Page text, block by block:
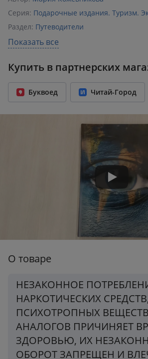
Серия: Подарочные издания. Туризм.
Раздел: Путеводители
Издательство:
Возрастное ограничение: 18+
Год издания: 2023
Количество страниц: 384
Показать все
Купить в партнерских
Буквоед Читай-Город
О товаре
НЕЗАКОННОЕ
НАРКОТИЧЕСКИХ
ПСИХОТРОПНЫХ
АНАЛОГОВ ПРИЧИНЯЕТ
ЗДОРОВЬЮ, ИХ
ОБОРОТ ЗАПРЕЩЕН И